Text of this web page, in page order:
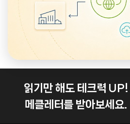
읽기만 해도 테크력 UP!
메클레터를 받아보세요.